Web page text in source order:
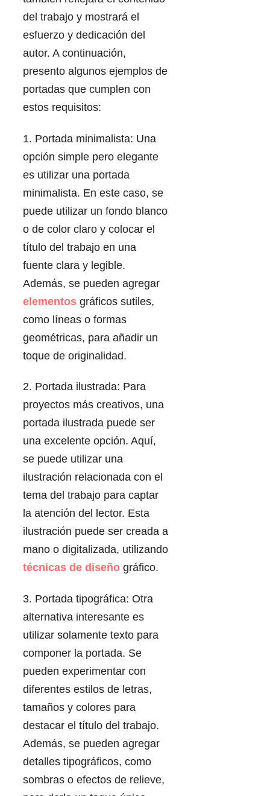
del trabajo y mostrará el
esfuerzo y dedicación del
autor. A continuación,
presento algunos ejemplos de
portadas que cumplen con
estos requisitos:
1. Portada minimalista: Una
opción simple pero elegante
es utilizar una portada
minimalista. En este caso, se
puede utilizar un fondo blanco
o de color claro y colocar el
título del trabajo en una
fuente clara y legible.
Además, se pueden agregar
elementos gráficos sutiles,
como líneas o formas
geométricas, para añadir un
toque de originalidad.
2. Portada ilustrada: Para
proyectos más creativos, una
portada ilustrada puede ser
una excelente opción. Aquí,
se puede utilizar una
ilustración relacionada con el
tema del trabajo para captar
la atención del lector. Esta
ilustración puede ser creada a
mano o digitalizada, utilizando
técnicas de diseño gráfico.
3. Portada tipográfica: Otra
alternativa interesante es
utilizar solamente texto para
componer la portada. Se
pueden experimentar con
diferentes estilos de letras,
tamaños y colores para
destacar el título del trabajo.
Además, se pueden agregar
detalles tipográficos, como
sombras o efectos de relieve,